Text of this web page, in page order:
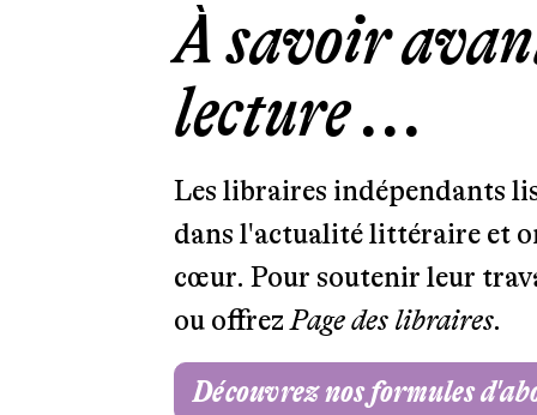
À savoir
lecture ...
Les libraires indépendants
dans l'actualité littéraire et
cœur. Pour soutenir leur
ou offrezPage des libraires.
Découvrez nos formules